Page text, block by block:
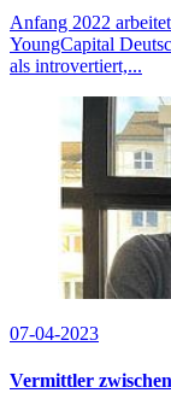
Anfang 2022
YoungCapital
als introvertiert,...
07-04-2023
Vermittler